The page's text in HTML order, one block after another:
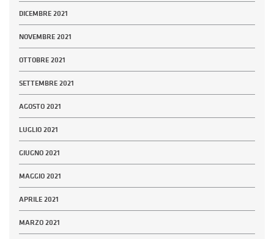
DICEMBRE 2021
NOVEMBRE 2021
OTTOBRE 2021
SETTEMBRE 2021
AGOSTO 2021
LUGLIO 2021
GIUGNO 2021
MAGGIO 2021
APRILE 2021
MARZO 2021